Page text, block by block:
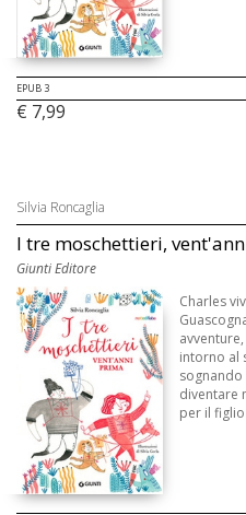
EPUB 3
€ 7,99
Silvia Roncaglia
I tre moschettieri,
Giunti Editore
Charles
intorno al
sognando
diventare
per il figlio